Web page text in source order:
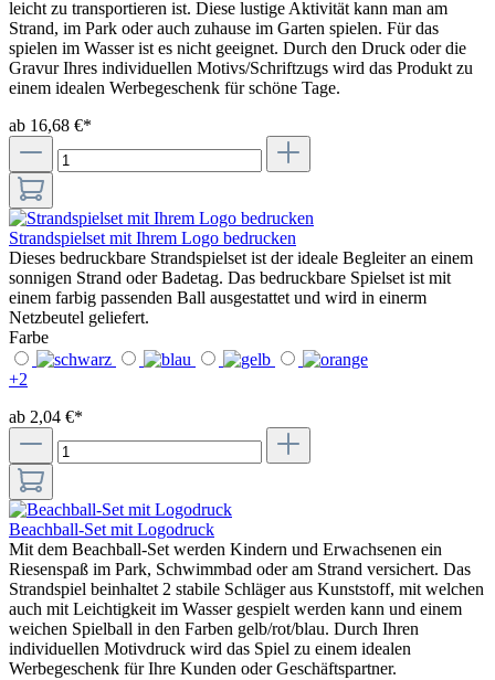
leicht zu transportieren ist. Diese lustige Aktivität kann man am
Strand, im Park oder auch zuhause im Garten spielen. Für das
spielen im Wasser ist es nicht geeignet. Durch den Druck oder die
Gravur Ihres individuellen Motivs/Schriftzugs wird das Produkt zu
einem idealen Werbegeschenk für schöne Tage.
ab 16,68 €*
Strandspielset mit Ihrem Logo bedrucken
Dieses bedruckbare Strandspielset ist der ideale Begleiter an einem
sonnigen Strand oder Badetag. Das bedruckbare Spielset ist mit
einem farbig passenden Ball ausgestattet und wird in einerm
Netzbeutel geliefert.
Farbe
+2
ab 2,04 €*
Beachball-Set mit Logodruck
Mit dem Beachball-Set werden Kindern und Erwachsenen ein
Riesenspaß im Park, Schwimmbad oder am Strand versichert. Das
Strandspiel beinhaltet 2 stabile Schläger aus Kunststoff, mit welchen
auch mit Leichtigkeit im Wasser gespielt werden kann und einem
weichen Spielball in den Farben gelb/rot/blau. Durch Ihren
individuellen Motivdruck wird das Spiel zu einem idealen
Werbegeschenk für Ihre Kunden oder Geschäftspartner.